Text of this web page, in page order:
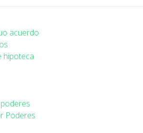
acuerdo
hipoteca
Poderes